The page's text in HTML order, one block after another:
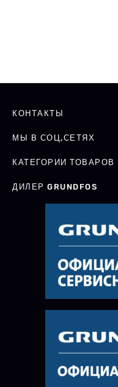
КОНТАКТЫ
МЫ В СОЦ,СЕТЯХ
КАТЕГОРИИ ТОВАРОВ
ДИЛЕР GRUNDFOS